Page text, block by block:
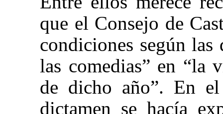
que el Consejo de
condiciones según las
las comedias” en
de dicho año”. En
dictamen se hacía